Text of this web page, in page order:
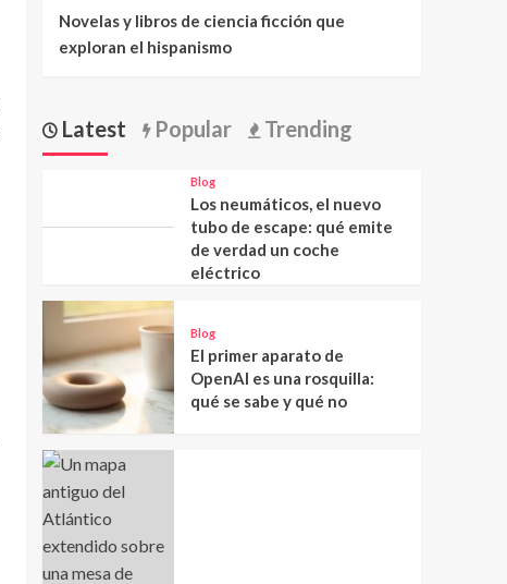
Novelas y libros de ciencia ficción que
exploran el hispanismo
Latest Popular Trending
Blog
Los neumáticos, el nuevo
tubo de escape: qué emite
de verdad un coche
eléctrico
Blog
El primer aparato de
OpenAI es una rosquilla:
qué se sabe y qué no